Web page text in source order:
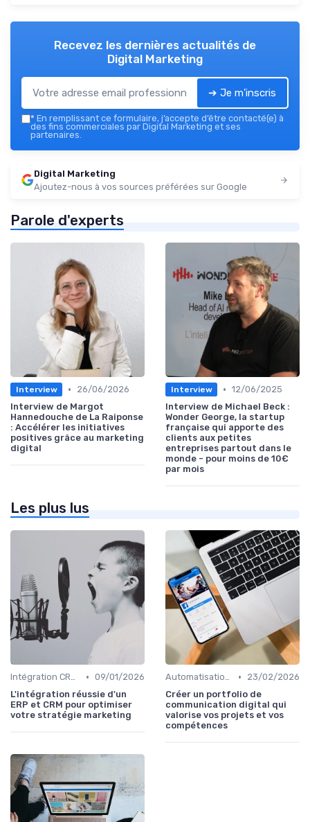
Recevez les dernières actualités de
Digital Marketing
➔ Je m'inscris
* En remplissant ce formulaire, j’accepte d’être contacté(e) à
des fins commerciales par Digital Marketing et ses
partenaires.
Digital Marketing
Ajoutez-nous à vos sources préférées sur Google
Parole d'experts
Interview •
26/06/2026
Interview de Margot
Hannedouche de La Raiponse
: Accélérer les initiatives
positives grâce au marketing
digital
Interview • 12/06/2025
Interview de Michael Beck :
Wonder George, la startup
française qui apporte des
clients aux petites
entreprises partout dans le
monde - pour moins de 10€
par mois
Les plus lus
Intégration CRM et Marketing • 09/01/2026
L'intégration réussie d'un
ERP et CRM pour optimiser
votre stratégie marketing
Automatisation du Marketing •
23/02/2026
Créer un portfolio de
communication digital qui
valorise vos projets et vos
compétences